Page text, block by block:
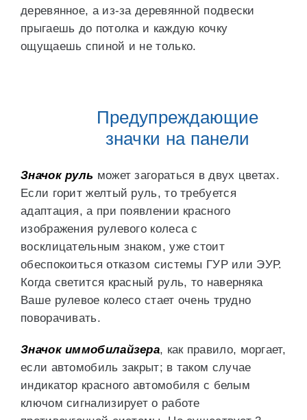
деревянное, а из-за деревянной подвески
прыгаешь до потолка и каждую кочку
ощущаешь спиной и не только.
Предупреждающие
значки на панели
Значок руль может загораться в двух цветах.
Если горит желтый руль, то требуется
адаптация, а при появлении красного
изображения рулевого колеса с
восклицательным знаком, уже стоит
обеспокоиться отказом системы ГУР или ЭУР.
Когда светится красный руль, то наверняка
Ваше рулевое колесо стает очень трудно
поворачивать.
Значок иммобилайзера, как правило, моргает,
если автомобиль закрыт; в таком случае
индикатор красного автомобиля с белым
ключом сигнализирует о работе